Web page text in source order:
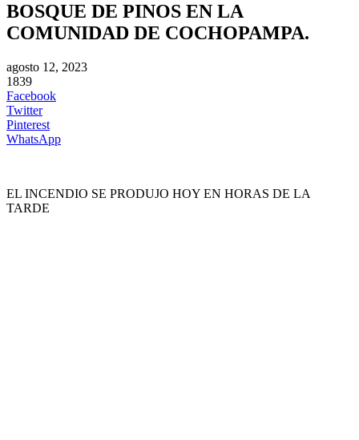
BOSQUE DE PINOS EN LA
COMUNIDAD DE COCHOPAMPA.
agosto 12, 2023
1839
Facebook
Twitter
Pinterest
WhatsApp
EL INCENDIO SE PRODUJO HOY EN HORAS DE LA
TARDE